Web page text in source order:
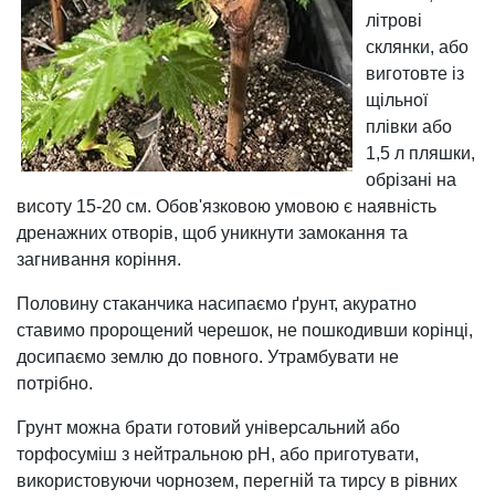
літрові
склянки, або
виготовте із
щільної
плівки або
1,5 л пляшки,
обрізані на
висоту 15-20 см. Обов'язковою умовою є наявність
дренажних отворів, щоб уникнути замокання та
загнивання коріння.
Половину стаканчика насипаємо ґрунт, акуратно
ставимо пророщений черешок, не пошкодивши корінці,
досипаємо землю до повного. Утрамбувати не
потрібно.
Грунт можна брати готовий універсальний або
торфосуміш з нейтральною pH, або приготувати,
використовуючи чорнозем, перегній та тирсу в рівних